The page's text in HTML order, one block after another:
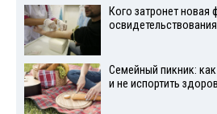
Кого затронет
Семейный пикник:
и не испортить